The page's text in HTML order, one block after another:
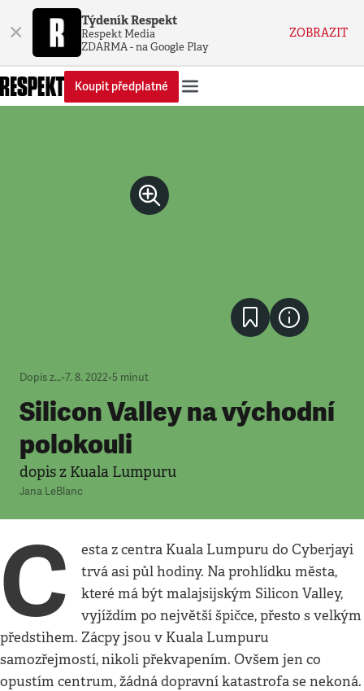
× Týdeník Respekt
Respekt Media
ZDARMA - na Google Play
ZOBRAZIT
Koupit předplatné
Dopis z…•7. 8. 2022•5 minut
Silicon Valley na východní
polokouli
dopis z Kuala Lumpuru
Jana LeBlanc
C
esta z centra Kuala Lumpuru do Cyberjayi
trvá asi půl hodiny. Na prohlídku města,
které má být malajsijským Silicon Valley,
vyjíždím po největší špičce, přesto s velkým
předstihem. Zácpy jsou v Kuala Lumpuru
samozřejmostí, nikoli překvapením. Ovšem jen co
opustím centrum, žádná dopravní katastrofa se nekoná.